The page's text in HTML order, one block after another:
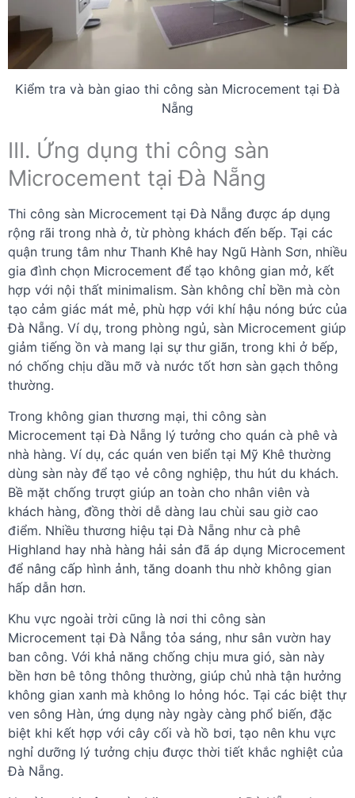
Kiểm tra và bàn giao thi công sàn Microcement tại Đà
Nẵng
III. Ứng dụng thi công sàn
Microcement tại Đà Nẵng
Thi công sàn Microcement tại Đà Nẵng được áp dụng
rộng rãi trong nhà ở, từ phòng khách đến bếp. Tại các
quận trung tâm như Thanh Khê hay Ngũ Hành Sơn, nhiều
gia đình chọn Microcement để tạo không gian mở, kết
hợp với nội thất minimalism. Sàn không chỉ bền mà còn
tạo cảm giác mát mẻ, phù hợp với khí hậu nóng bức của
Đà Nẵng. Ví dụ, trong phòng ngủ, sàn Microcement giúp
giảm tiếng ồn và mang lại sự thư giãn, trong khi ở bếp,
nó chống chịu dầu mỡ và nước tốt hơn sàn gạch thông
thường.
Trong không gian thương mại, thi công sàn
Microcement tại Đà Nẵng lý tưởng cho quán cà phê và
nhà hàng. Ví dụ, các quán ven biển tại Mỹ Khê thường
dùng sàn này để tạo vẻ công nghiệp, thu hút du khách.
Bề mặt chống trượt giúp an toàn cho nhân viên và
khách hàng, đồng thời dễ dàng lau chùi sau giờ cao
điểm. Nhiều thương hiệu tại Đà Nẵng như cà phê
Highland hay nhà hàng hải sản đã áp dụng Microcement
để nâng cấp hình ảnh, tăng doanh thu nhờ không gian
hấp dẫn hơn.
Khu vực ngoài trời cũng là nơi thi công sàn
Microcement tại Đà Nẵng tỏa sáng, như sân vườn hay
ban công. Với khả năng chống chịu mưa gió, sàn này
bền hơn bê tông thông thường, giúp chủ nhà tận hưởng
không gian xanh mà không lo hỏng hóc. Tại các biệt thự
ven sông Hàn, ứng dụng này ngày càng phổ biến, đặc
biệt khi kết hợp với cây cối và hồ bơi, tạo nên khu vực
nghỉ dưỡng lý tưởng chịu được thời tiết khắc nghiệt của
Đà Nẵng.